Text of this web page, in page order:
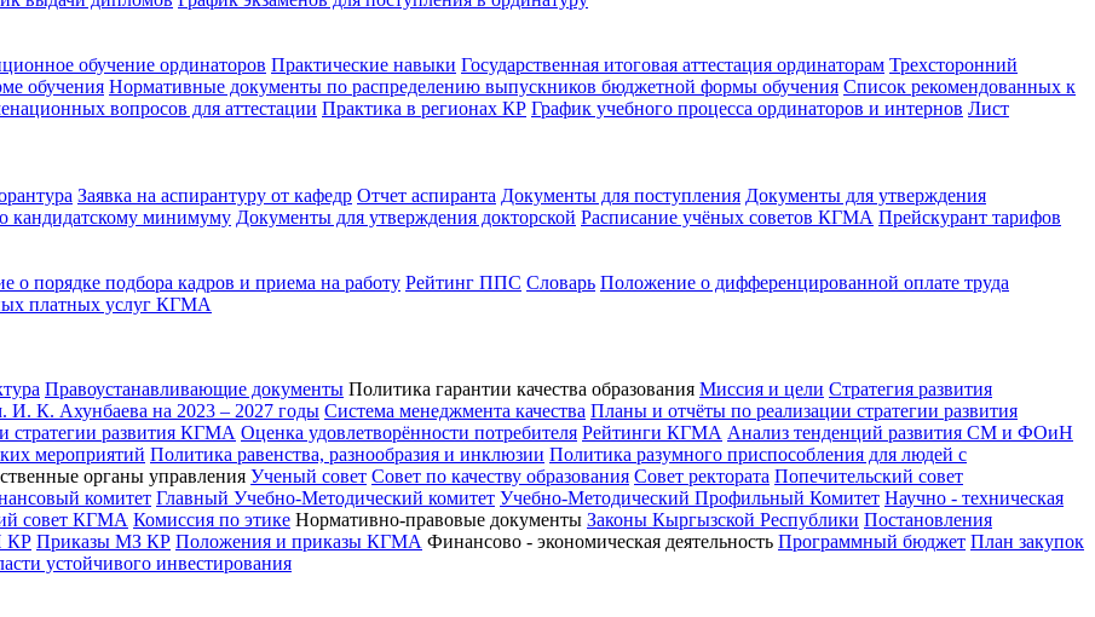
обучение ординаторов Практические навыки Государственная итоговая аттестация ординаторам Трехсторонний
обучения Нормативные документы по распределению выпускников бюджетной формы обучения Список рекомендованных к
вопросов для аттестации Практика в регионах КР График учебного процесса ординаторов и интернов Лист
Заявка на аспирантуру от кафедр Отчет аспиранта Документы для поступления Документы для утверждения
кандидатскому минимуму Документы для утверждения докторской Расписание учёных советов КГМА Прейскурант тарифов
о порядке подбора кадров и приема на работу Рейтинг ППС Словарь Положение о дифференцированной оплате труда
платных услуг КГМА
Правоустанавливающие документы Политика гарантии качества образования Миссия и цели Стратегия развития
И. К. Ахунбаева на 2023 – 2027 годы Система менеджмента качества Планы и отчёты по реализации стратегии развития
стратегии развития КГМА Оценка удовлетворённости потребителя Рейтинги КГМА Анализ тенденций развития СМ и ФОиН
мероприятий Политика равенства, разнообразия и инклюзии Политика разумного приспособления для людей с
органы управления Ученый совет Совет по качеству образования Совет ректората Попечительский совет
комитет Главный Учебно-Методический комитет Учебно-Методический Профильный Комитет Научно - техническая
совет КГМА Комиссия по этике Нормативно-правовые документы Законы Кыргызской Республики Постановления
КР Приказы МЗ КР Положения и приказы КГМА Финансово - экономическая деятельность Программный бюджет План закупок
устойчивого инвестирования